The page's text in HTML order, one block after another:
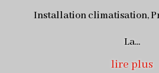
Installation climatisation,
La...
lire plus